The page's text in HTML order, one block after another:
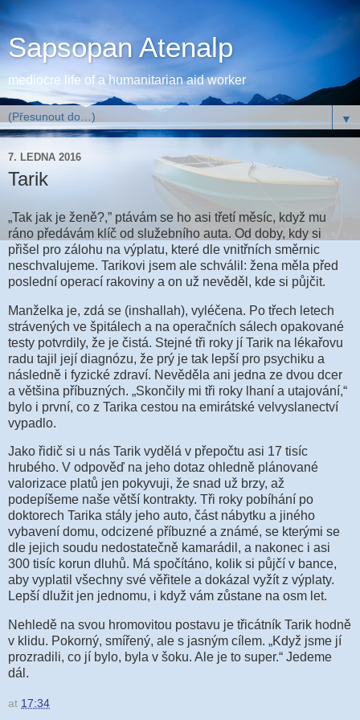
Sapsopan Atenalp
mediocre life of a humanitarian aid worker
▼
7. LEDNA 2016
Tarik
„Tak jak je ženě?,” ptávám se ho asi třetí měsíc, když mu
ráno předávám klíč od služebního auta. Od doby, kdy si
přišel pro zálohu na výplatu, které dle vnitřních směrnic
neschvalujeme. Tarikovi jsem ale schválil: žena měla před
poslední operací rakoviny a on už nevěděl, kde si půjčit.
Manželka je, zdá se (inshallah), vyléčena. Po třech letech
strávených ve špitálech a na operačních sálech opakované
testy potvrdily, že je čistá. Stejné tři roky jí Tarik na lékařovu
radu tajil její diagnózu, že prý je tak lepší pro psychiku a
následně i fyzické zdraví. Nevěděla ani jedna ze dvou dcer
a většina příbuzných. „Skončily mi tři roky lhaní a utajování,“
bylo i první, co z Tarika cestou na emirátské velvyslanectví
vypadlo.
Jako řidič si u nás Tarik vydělá v přepočtu asi 17 tisíc
hrubého. V odpověď na jeho dotaz ohledně plánované
valorizace platů jen pokyvuji, že snad už brzy, až
podepíšeme naše větší kontrakty. Tři roky pobíhání po
doktorech Tarika stály jeho auto, část nábytku a jiného
vybavení domu, odcizené příbuzné a známé, se kterými se
dle jejich soudu nedostatečně kamarádil, a nakonec i asi
300 tisíc korun dluhů. Má spočítáno, kolik si půjčí v bance,
aby vyplatil všechny své věřitele a dokázal vyžít z výplaty.
Lepší dlužit jen jednomu, i když vám zůstane na osm let.
Nehledě na svou hromovitou postavu je třicátník Tarik hodně
v klidu. Pokorný, smířený, ale s jasným cílem. „Když jsme jí
prozradili, co jí bylo, byla v šoku. Ale je to super.“ Jedeme
dál.
at 17:34